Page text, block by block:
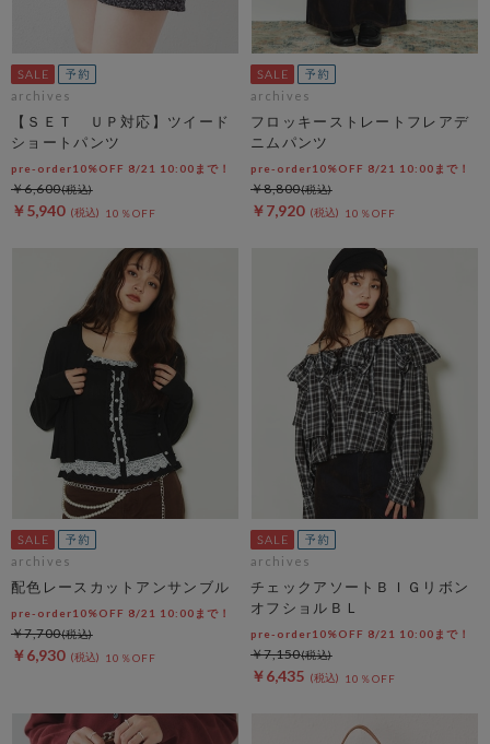
archives
【ＳＥＴ ＵＰ対応】ツイード
ショートパンツ
pre-order10%OFF 8/21 10:00まで！
￥5,940 10％OFF
￥6,600
archives
フロッキーストレートフレアデ
ニムパンツ
pre-order10%OFF 8/21 10:00まで！
￥7,920 10％OFF
￥8,800
archives
配色レースカットアンサンブル
pre-order10%OFF 8/21 10:00まで！
￥6,930 10％OFF
￥7,700
archives
チェックアソートＢＩＧリボン
オフショルＢＬ
pre-order10%OFF 8/21 10:00まで！
￥6,435 10％OFF
￥7,150